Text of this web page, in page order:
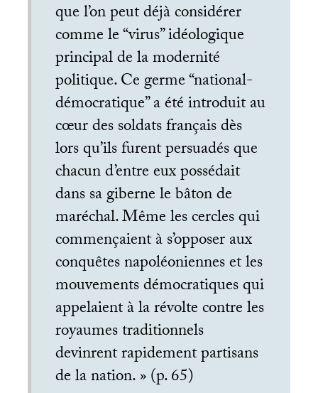
que l’on peut déjà considérer
comme le “virus” idéologique
principal de la modernité
politique. Ce germe “national-
démocratique” a été introduit au
cœur des soldats français dès
lors qu’ils furent persuadés que
chacun d’entre eux possédait
dans sa giberne le bâton de
maréchal. Même les cercles qui
commençaient à s’opposer aux
conquêtes napoléoniennes et les
mouvements démocratiques qui
appelaient à la révolte contre les
royaumes traditionnels
devinrent rapidement partisans
de la nation.» (p. 65)